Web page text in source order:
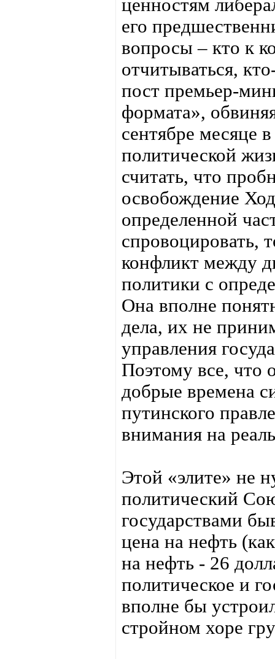
ценностям
его
вопросы – кто к
отчитываться,
пост премьер-
формата»,
сентябре месяце
политической
считать, что
освобождение
определенной
спровоцировать,
конфликт между
политики с
Она вполне
дела, их не
управления
Поэтому все, что
добрые времена
путинского
внимания на
Этой «элите» не
политический
государствами
цена на нефть
на нефть - 26
политическое и
вполне бы
стройном хоре